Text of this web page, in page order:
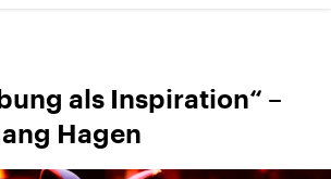
als Inspiration“ –
Hagen